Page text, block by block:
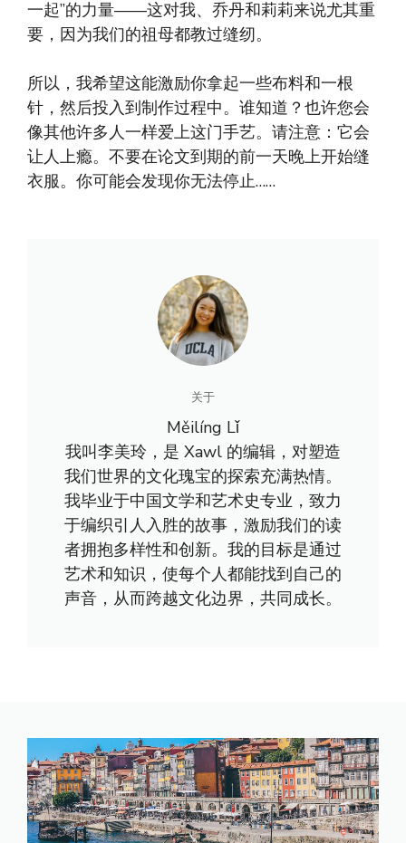
一起”的力量——这对我、乔丹和莉莉来说尤其重
要，因为我们的祖母都教过缝纫。
所以，我希望这能激励你拿起一些布料和一根
针，然后投入到制作过程中。谁知道？也许您会
像其他许多人一样爱上这门手艺。请注意：它会
让人上瘾。不要在论文到期的前一天晚上开始缝
衣服。你可能会发现你无法停止……
关于
Měilíng Lǐ
我叫李美玲，是 Xawl 的编辑，对塑造
我们世界的文化瑰宝的探索充满热情。
我毕业于中国文学和艺术史专业，致力
于编织引人入胜的故事，激励我们的读
者拥抱多样性和创新。我的目标是通过
艺术和知识，使每个人都能找到自己的
声音，从而跨越文化边界，共同成长。